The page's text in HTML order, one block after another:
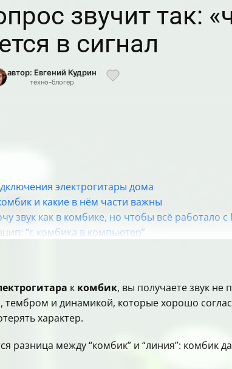
звучит так:
в сигнал
автор: Евгений Кудрин
техно-блогер
электрогитары дома
и какие в нём части важны
звук как в комбике, но чтобы всё работало с
“с комбика в компьютер”
так влияет на электрогитару
компьютеру: что именно выбрать
ли просто воткнуть в ПК напрямую?”
через комбик: что будет по звучанию
возникают и как их обойти
(коротко и по делу)
к компьютеру через комбик, чтобы было
к комбик, вы получаете звук не
тембром и динамикой, которые хорошо
характер.
разница между “комбик” и “линия”: комбик